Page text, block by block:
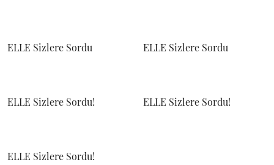
ELLE Sizlere Sordu ELLE Sizlere Sordu
ELLE Sizlere Sordu! ELLE Sizlere Sordu!
ELLE Sizlere Sordu!